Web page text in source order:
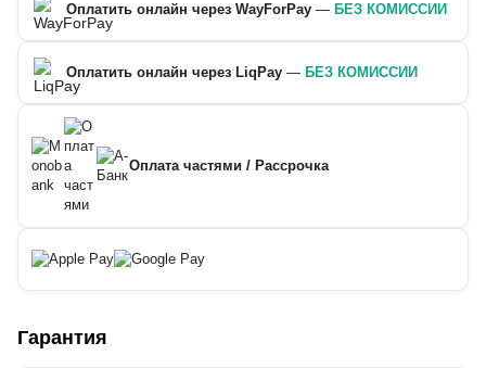
Оплатить онлайн через WayForPay — БЕЗ КОМИССИИ
Оплатить онлайн через LiqPay — БЕЗ КОМИССИИ
Оплата частями / Рассрочка
Гарантия